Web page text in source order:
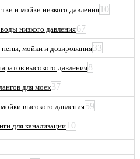
и мойки низкого давления 10
низкого давления67
пены, мойки и дозирования33
высокого давления8
для моек37
высокого давления59
для канализации 10